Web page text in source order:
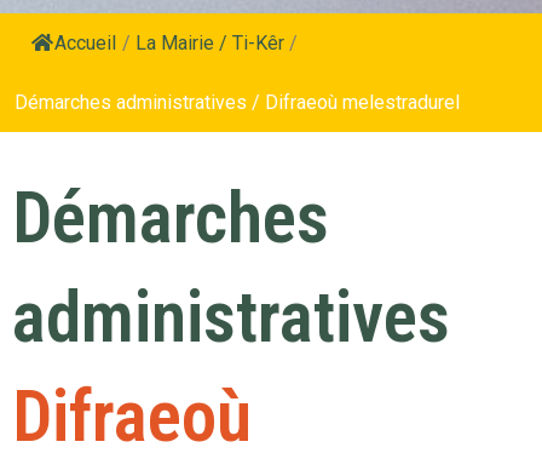
Accueil / La Mairie / Ti-Kêr /
Démarches administratives / Difraeoù melestradurel
Démarches
administratives
Difraeoù